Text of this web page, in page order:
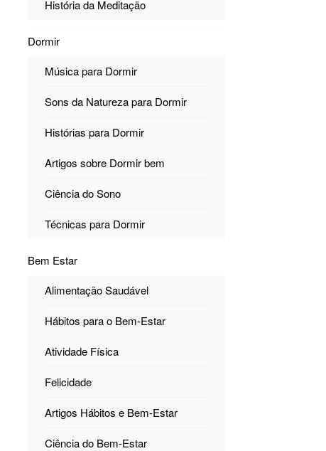
História da Meditação
Dormir
Música para Dormir
Sons da Natureza para Dormir
Histórias para Dormir
Artigos sobre Dormir bem
Ciência do Sono
Técnicas para Dormir
Bem Estar
Alimentação Saudável
Hábitos para o Bem-Estar
Atividade Física
Felicidade
Artigos Hábitos e Bem-Estar
Ciência do Bem-Estar